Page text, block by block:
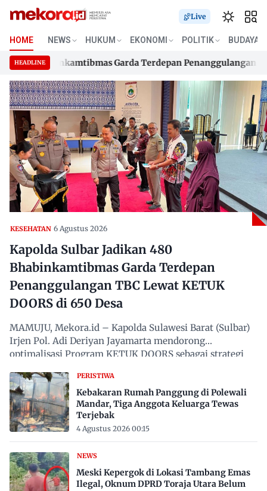
Skip
content
Live
HOME NEWS HUKUM EKONOMI POLITIK BUDAYA
HEADLINE
Bhabinkamtibmas Garda Terdepan Penanggulangan TBC
Bhabinkamtibmas Garda Terdepan Penanggulangan TBC
KESEHATAN 6 Agustus 2026
Kapolda Sulbar Jadikan 480
Bhabinkamtibmas Garda Terdepan
Penanggulangan TBC Lewat KETUK
DOORS di 650 Desa
MAMUJU, Mekora.id – Kapolda Sulawesi Barat (Sulbar)
Irjen Pol. Adi Deriyan Jayamarta mendorong
optimalisasi Program KETUK DOORS sebagai strategi
PERISTIWA
Kebakaran Rumah Panggung di Polewali
Mandar, Tiga Anggota Keluarga Tewas
Terjebak
4 Agustus 2026 00:15
NEWS
Meski Kepergok di Lokasi Tambang Emas
Ilegal, Oknum DPRD Toraja Utara Belum